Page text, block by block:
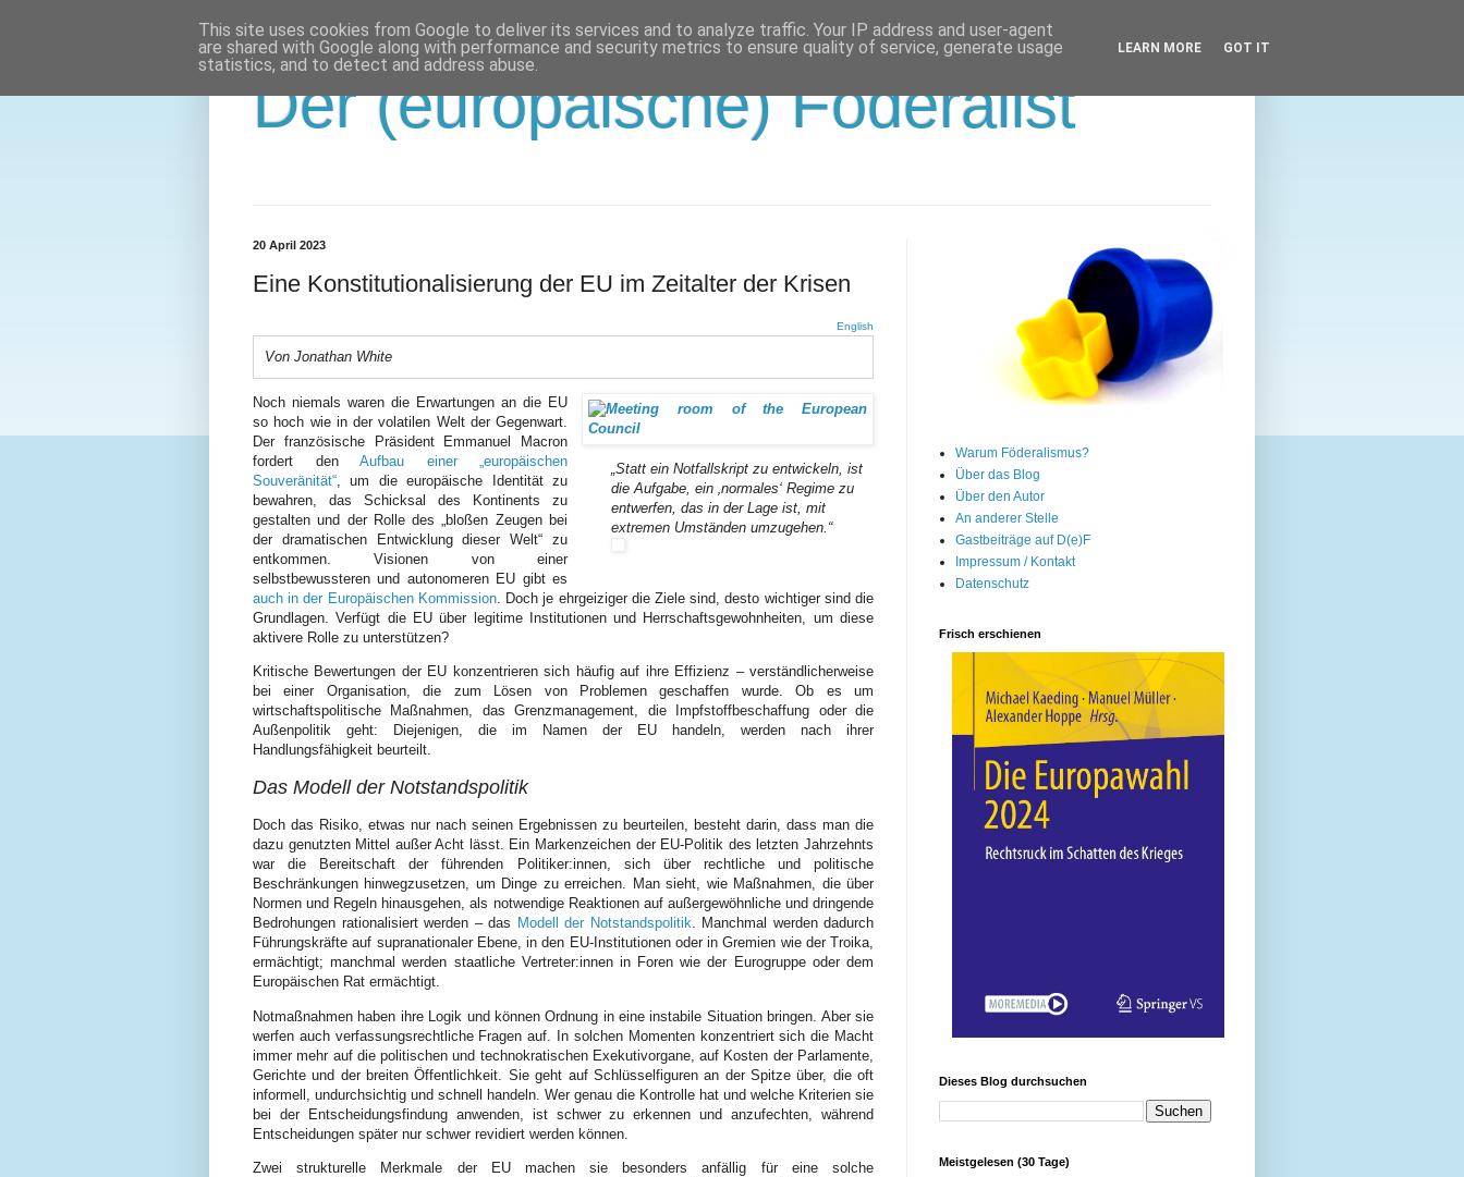
Der (europäische) Föderalist
20 April 2023
Eine Konstitutionalisierung der EU im Zeitalter der Krisen
English
Von Jonathan White
„Statt ein Notfallskript zu entwickeln, ist
die Aufgabe, ein ‚normales‘ Regime zu
entwerfen, das in der Lage ist, mit
extremen Umständen umzugehen.“
Noch niemals waren die Erwartungen an die EU
so hoch wie in der volatilen Welt der Gegenwart.
Der französische Präsident Emmanuel Macron
fordert den Aufbau einer „europäischen
Souveränität“ , um die europäische Identität zu
bewahren, das Schicksal des Kontinents zu
gestalten und der Rolle des „bloßen Zeugen bei
der dramatischen Entwicklung dieser Welt“ zu
entkommen. Visionen von einer
selbstbewussteren und autonomeren EU gibt es
auch in der Europäischen Kommission. Doch je ehrgeiziger die Ziele sind, desto wichtiger sind die
Grundlagen. Verfügt die EU über legitime Institutionen und Herrschaftsgewohnheiten, um diese
aktivere Rolle zu unterstützen?
Kritische Bewertungen der EU konzentrieren sich häufig auf ihre Effizienz – verständlicherweise
bei einer Organisation, die zum Lösen von Problemen geschaffen wurde. Ob es um
wirtschaftspolitische Maßnahmen, das Grenzmanagement, die Impfstoffbeschaffung oder die
Außenpolitik geht: Diejenigen, die im Namen der EU handeln, werden nach ihrer
Handlungsfähigkeit beurteilt.
Das Modell der Notstandspolitik
Doch das Risiko, etwas nur nach seinen Ergebnissen zu beurteilen, besteht darin, dass man die
dazu genutzten Mittel außer Acht lässt. Ein Markenzeichen der EU-Politik des letzten Jahrzehnts
war die Bereitschaft der führenden Politiker:innen, sich über rechtliche und politische
Beschränkungen hinwegzusetzen, um Dinge zu erreichen. Man sieht, wie Maßnahmen, die über
Normen und Regeln hinausgehen, als notwendige Reaktionen auf außergewöhnliche und dringende
Bedrohungen rationalisiert werden – das Modell der Notstandspolitik. Manchmal werden dadurch
Führungskräfte auf supranationaler Ebene, in den EU-Institutionen oder in Gremien wie der Troika,
ermächtigt; manchmal werden staatliche Vertreter:innen in Foren wie der Eurogruppe oder dem
Europäischen Rat ermächtigt.
Notmaßnahmen haben ihre Logik und können Ordnung in eine instabile Situation bringen. Aber sie
werfen auch verfassungsrechtliche Fragen auf. In solchen Momenten konzentriert sich die Macht
immer mehr auf die politischen und technokratischen Exekutivorgane, auf Kosten der Parlamente,
Gerichte und der breiten Öffentlichkeit. Sie geht auf Schlüsselfiguren an der Spitze über, die oft
informell, undurchsichtig und schnell handeln. Wer genau die Kontrolle hat und welche Kriterien sie
bei der Entscheidungsfindung anwenden, ist schwer zu erkennen und anzufechten, während
Entscheidungen später nur schwer revidiert werden können.
Zwei strukturelle Merkmale der EU machen sie besonders anfällig für eine solche
Warum Föderalismus?
Über das Blog
Über den Autor
An anderer Stelle
Gastbeiträge auf D(e)F
Impressum / Kontakt
Datenschutz
Frisch erschienen
Dieses Blog durchsuchen
Meistgelesen (30 Tage)
This site uses cookies from Google to deliver its services and to analyze traffic. Your IP address and user-agent
are shared with Google along with performance and security metrics to ensure quality of service, generate usage
statistics, and to detect and address abuse.
LEARN MORE GOT IT